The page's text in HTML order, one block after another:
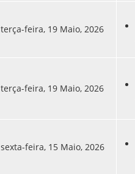
terça-feira, 19 Maio, 2026
terça-feira, 19 Maio, 2026
sexta-feira, 15 Maio, 2026